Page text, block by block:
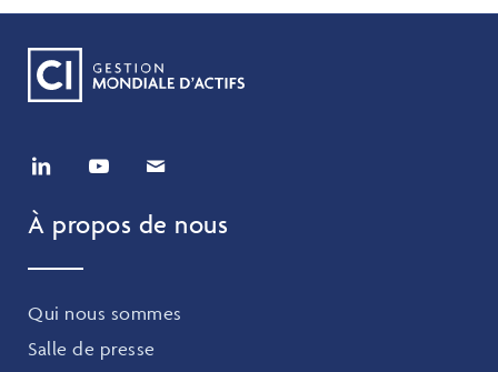
À propos de nous
Qui nous sommes
Salle de presse